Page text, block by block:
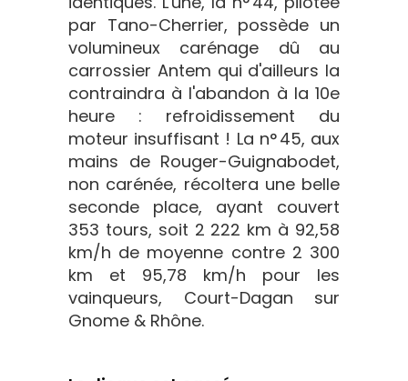
par Tano-Cherrier, possède un
volumineux carénage dû au
carrossier Antem qui d'ailleurs la
contraindra à l'abandon à la 10e
heure : refroidissement du
moteur insuffisant ! La n° 45, aux
mains de Rouger-Guignabodet,
non carénée, récoltera une belle
seconde place, ayant couvert
353 tours, soit 2 222 km à 92,58
km/h de moyenne contre 2 300
km et 95,78 km/h pour les
vainqueurs, Court-Dagan sur
Gnome & Rhône.